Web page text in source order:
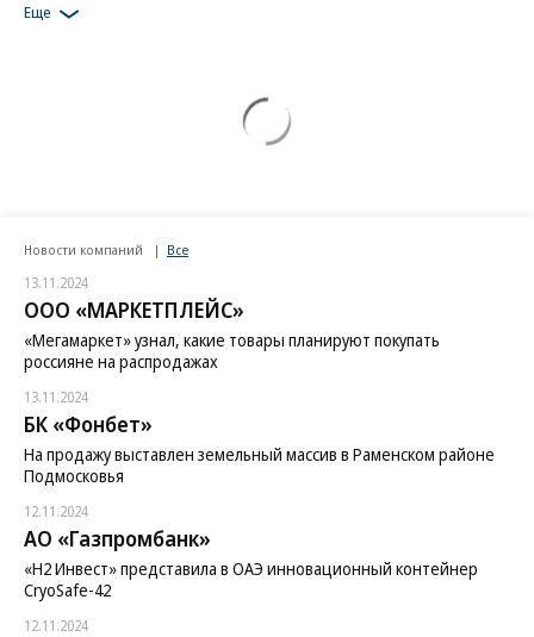
Еще
Новости компаний Все
13.11.2024
ООО «МАРКЕТПЛЕЙС»
«Мегамаркет» узнал, какие товары планируют покупать
россияне на распродажах
13.11.2024
БК «Фонбет»
На продажу выставлен земельный массив в Раменском районе
Подмосковья
12.11.2024
АО «Газпромбанк»
«H2 Инвест» представила в ОАЭ инновационный контейнер
CryoSafe-42
12.11.2024